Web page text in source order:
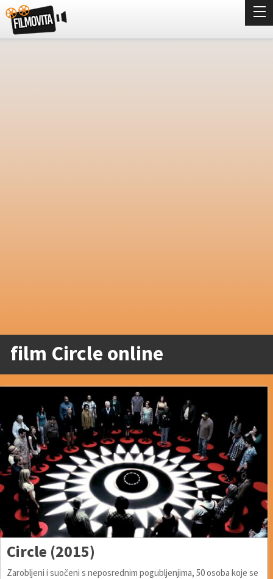
film Circle online
Circle (2015)
Zarobljeni i suočeni s neposrednim pogubljenjima, 50 osoba koje se